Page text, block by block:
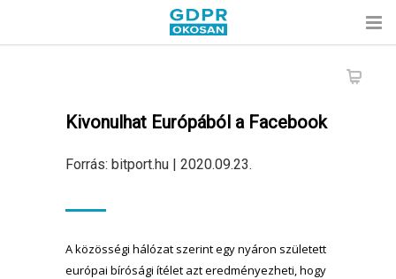
Kivonulhat Európából a Facebook
Forrás: bitport.hu | 2020.09.23.
A közösségi hálózat szerint egy nyáron született
európai bírósági ítélet azt eredményezheti, hogy